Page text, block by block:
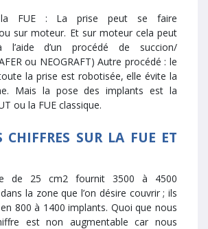
la FUE : La prise peut se faire
sur moteur. Et sur moteur cela peut
d’un procédé de succion/
ou NEOGRAFT) Autre procédé : le
la prise est robotisée, elle évite la
Mais la pose des implants est la
ou la FUE classique.
CHIFFRES SUR LA FUE ET
de 25 cm2 fournit 3500 à 4500
la zone que l’on désire couvrir ; ils
800 à 1400 implants. Quoi que nous
est non augmentable car nous